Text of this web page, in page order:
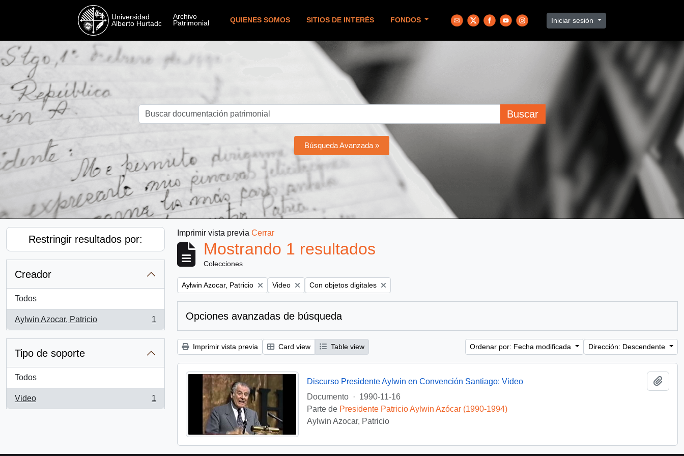
QUIENES SOMOS SITIOS DE INTERÉS FONDOS Iniciar sesión
Buscar
Búsqueda Avanzada »
Restringir resultados por:
Creador
Todos
Aylwin Azocar, Patricio
, 1 resultados
1
Tipo de soporte
Todos
Video
, 1 resultados
1
Imprimir vista previa Cerrar
Mostrando 1 resultados
Colecciones
Remove filter:
Aylwin Azocar, Patricio Remove filter:
Video Remove filter:
Con objetos digitales
Opciones avanzadas de búsqueda
Imprimir vista previa Card view Table view Ordenar por: Fecha modificada Dirección: Descendente
Discurso Presidente Aylwin en Convención Santiago: Video
Documento
· 1990-11-16
Parte de Presidente Patricio Aylwin Azócar (1990-1994)
Aylwin Azocar, Patricio